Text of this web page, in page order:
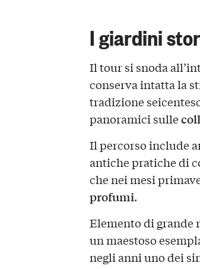
I giardini
Il tour si snoda
conserva intatta la
tradizione
panoramici sulle
Il percorso include
antiche pratiche di
che nei mesi
profumi.
Elemento di grande
un maestoso
negli anni uno dei